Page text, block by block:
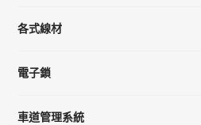
各式線材
電子鎖
車道管理系統